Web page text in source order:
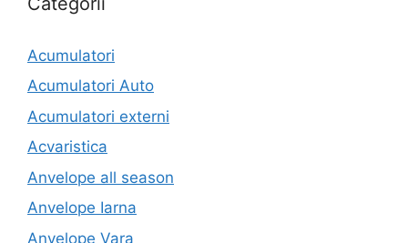
Acumulatori
Acumulatori Auto
Acumulatori externi
Acvaristica
Anvelope all season
Anvelope Iarna
Anvelope Vara